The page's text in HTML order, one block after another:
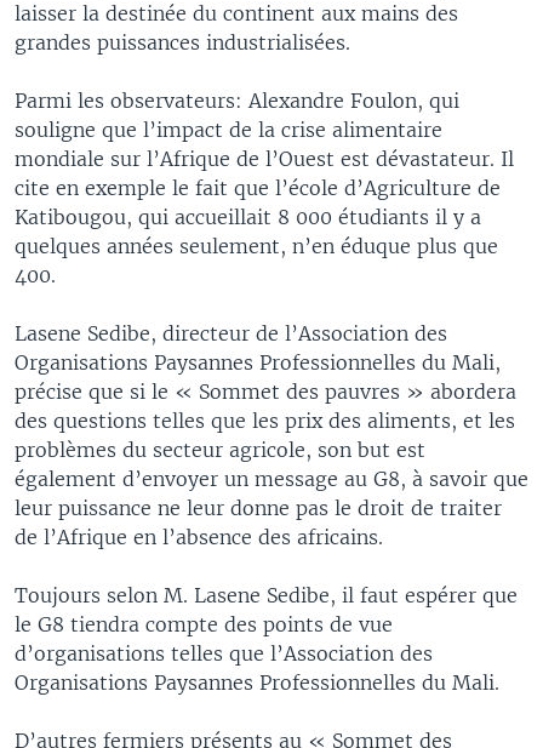
laisser la destinée du continent aux mains des
grandes puissances industrialisées.
Parmi les observateurs: Alexandre Foulon, qui
souligne que l’impact de la crise alimentaire
mondiale sur l’Afrique de l’Ouest est dévastateur. Il
cite en exemple le fait que l’école d’Agriculture de
Katibougou, qui accueillait 8 000 étudiants il y a
quelques années seulement, n’en éduque plus que
400.
Lasene Sedibe, directeur de l’Association des
Organisations Paysannes Professionnelles du Mali,
précise que si le « Sommet des pauvres » abordera
des questions telles que les prix des aliments, et les
problèmes du secteur agricole, son but est
également d’envoyer un message au G8, à savoir que
leur puissance ne leur donne pas le droit de traiter
de l’Afrique en l’absence des africains.
Toujours selon M. Lasene Sedibe, il faut espérer que
le G8 tiendra compte des points de vue
d’organisations telles que l’Association des
Organisations Paysannes Professionnelles du Mali.
D’autres fermiers présents au « Sommet des